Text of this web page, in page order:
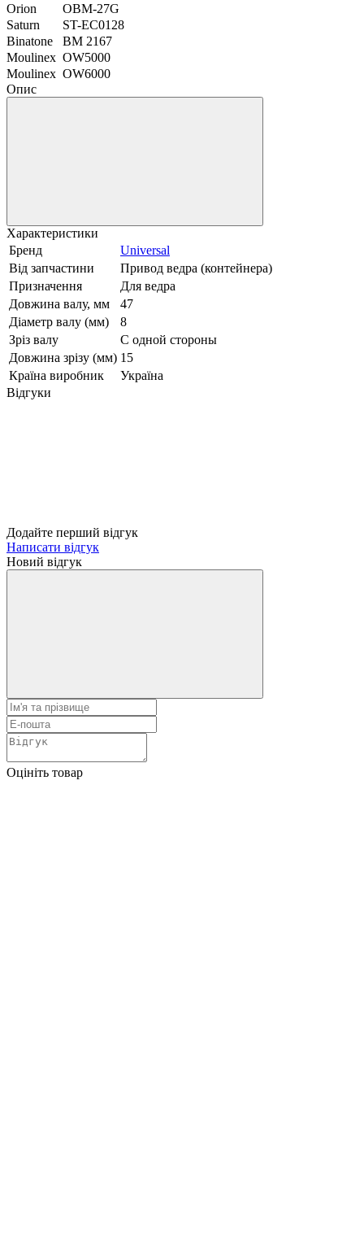
Orion
OBM-27G
Saturn
ST-EC0128
Binatone
BM 2167
Moulinex OW5000
Moulinex OW6000
Опис
Характеристики
Бренд
Universal
Від запчастини
Привод ведра (контейнера)
Призначення
Для ведра
Довжина валу, мм
47
Діаметр валу (мм)
8
Зріз валу
С одной стороны
Довжина зрізу (мм) 15
Країна виробник
Україна
Відгуки
Додайте перший відгук
Написати відгук
Новий відгук
Оцініть товар